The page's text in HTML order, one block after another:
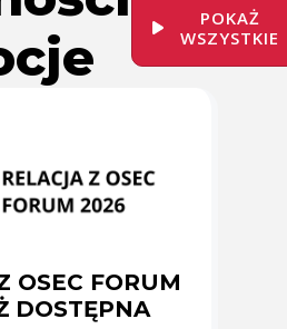
POKAŻ
WSZYSTKIE
OSEC FORUM
DOSTĘPNA